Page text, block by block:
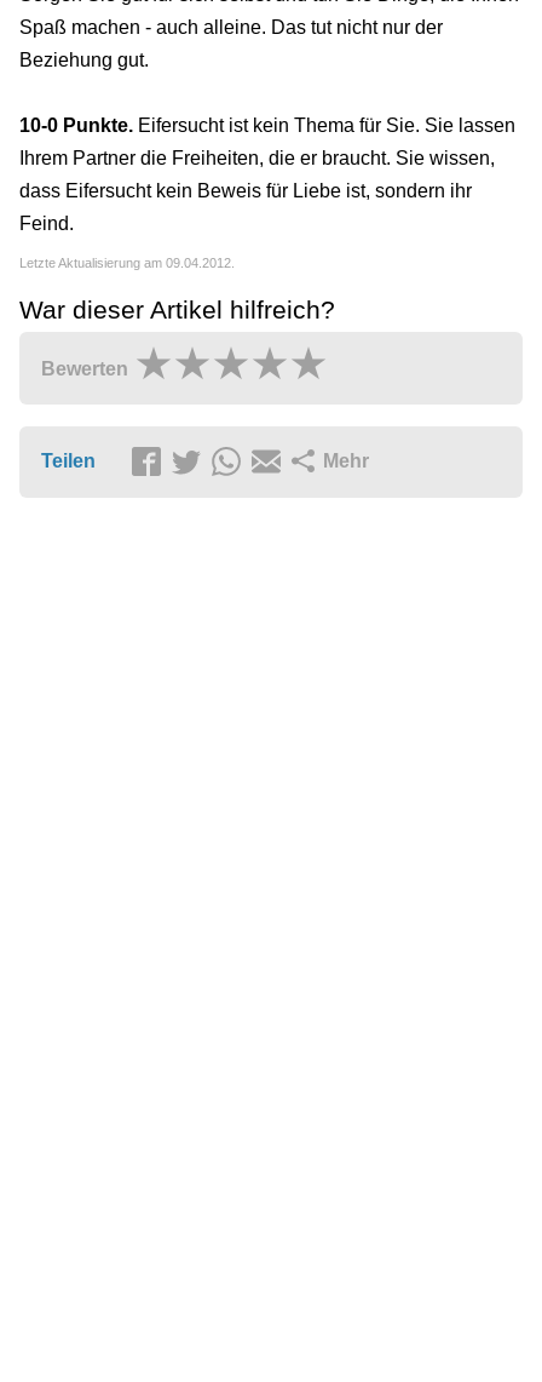
Spaß machen - auch alleine. Das tut nicht nur der
Beziehung gut.
10-0 Punkte. Eifersucht ist kein Thema für Sie. Sie lassen
Ihrem Partner die Freiheiten, die er braucht. Sie wissen,
dass Eifersucht kein Beweis für Liebe ist, sondern ihr
Feind.
Letzte Aktualisierung am 09.04.2012.
War dieser Artikel hilfreich?
Bewerten
Teilen Mehr